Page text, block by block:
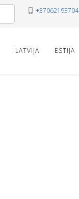
+37062193704
LATVIJA ESTIJA